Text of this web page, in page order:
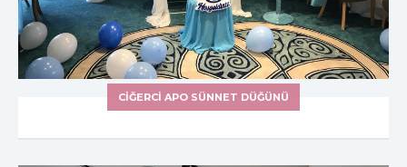
CIĞERCI APO SÜNNET DÜĞÜNÜ